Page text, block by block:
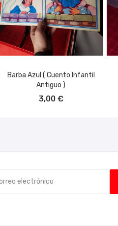
Barba Azul ( Cuento Infantil
Antiguo )
3,00 €
AÑADIR AL CARRITO